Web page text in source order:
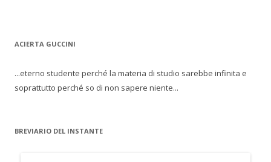
ACIERTA GUCCINI
...eterno studente perché la materia di studio sarebbe infinita e
soprattutto perché so di non sapere niente...
BREVIARIO DEL INSTANTE